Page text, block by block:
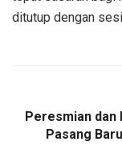
ditutup dengan
Peresmian dan
Pasang